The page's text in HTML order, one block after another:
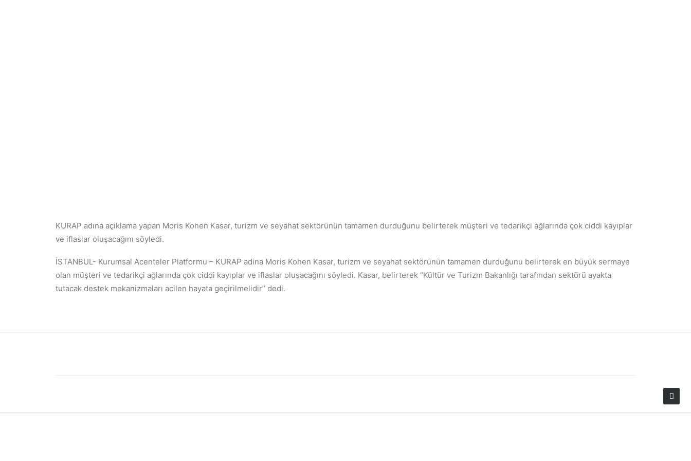
KURAP adına açıklama yapan Moris Kohen Kasar, turizm ve seyahat sektörünün tamamen durduğunu belirterek müşteri ve tedarikçi ağlarında çok ciddi kayıplar
ve iflaslar oluşacağını söyledi.
İSTANBUL- Kurumsal Acenteler Platformu – KURAP adina Moris Kohen Kasar, turizm ve seyahat sektörünün tamamen durduğunu belirterek en büyük sermaye
olan müşteri ve tedarikçi ağlarında çok ciddi kayıplar ve iflaslar oluşacağını söyledi. Kasar, belirterek “Kültür ve Turizm Bakanlığı tarafından sektörü ayakta
tutacak destek mekanizmaları acilen hayata geçirilmelidir” dedi.